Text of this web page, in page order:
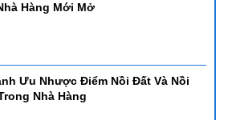
Hàng Mới Mở
Ưu Nhược Điểm Nồi Đất Và Nồi
Nhà Hàng